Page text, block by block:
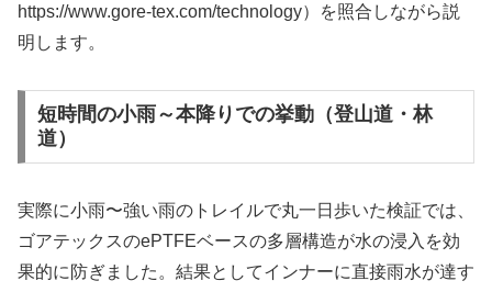
https://www.gore-tex.com/technology）を照合しながら説
明します。
短時間の小雨～本降りでの挙動（登山道・林
道）
実際に小雨〜強い雨のトレイルで丸一日歩いた検証では、
ゴアテックスのePTFEベースの多層構造が水の浸入を効
果的に防ぎました。結果としてインナーに直接雨水が達す